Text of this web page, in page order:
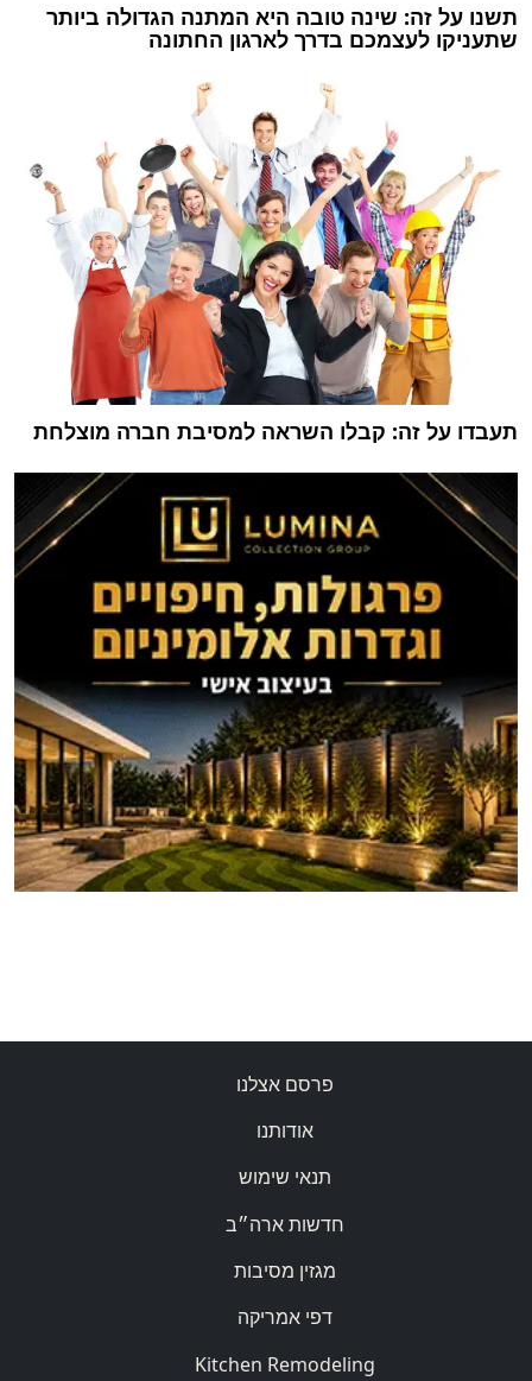
תשנו על זה: שינה טובה היא המתנה הגדולה ביותר
שתעניקו לעצמכם בדרך לארגון החתונה
תעבדו על זה: קבלו השראה למסיבת חברה מוצלחת
פרסם אצלנו
אודותנו
תנאי שימוש
חדשות ארה״ב
מגזין מסיבות
דפי אמריקה
Kitchen Remodeling